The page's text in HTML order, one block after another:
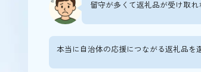
3.洗練された美食を味わ
4.鍋料理が充実｜割烹 中山
留守が多くて返礼品が受け取れ
本当に自治体の応援につながる返礼品を